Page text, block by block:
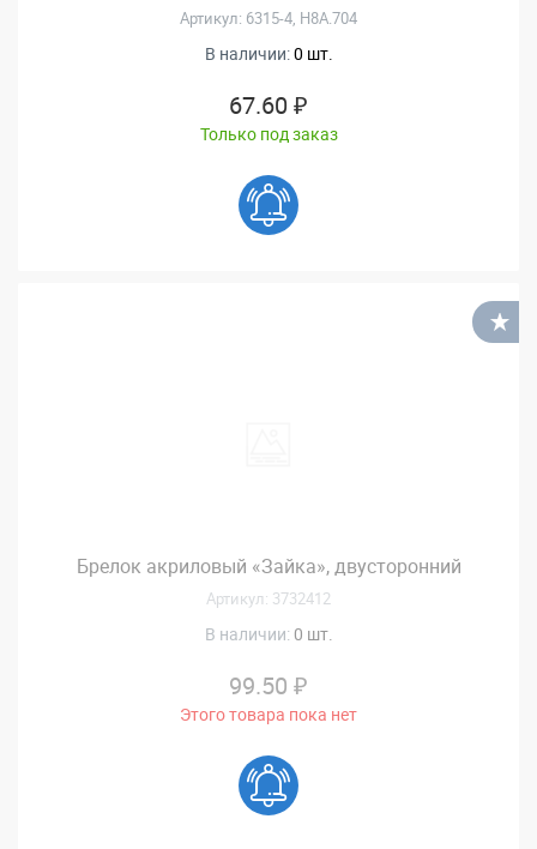
Артикул: 6315-4, H8A.704
В наличии:0 шт.
67.60 ₽
Только под заказ
Брелок акриловый «Зайка», двусторонний
Артикул: 3732412
В наличии: 0 шт.
99.50 ₽
Этого товара пока нет